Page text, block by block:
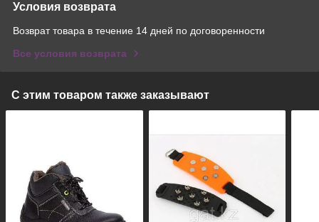
Условия возврата
Возврат товара в течение 14 дней по договоренности
Все условия возврата
С этим товаром также заказывают